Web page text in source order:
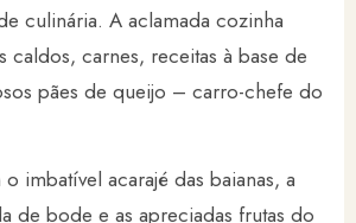
culinária. A aclamada cozinha
caldos, carnes, receitas à base de
pães de queijo – carro-chefe do
imbatível acarajé das baianas, a
de bode e as apreciadas frutas do